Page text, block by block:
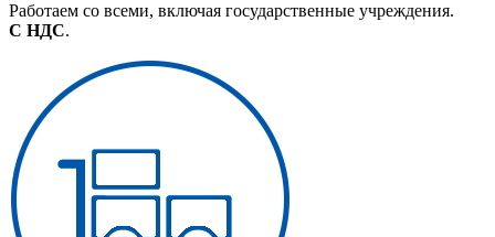
Работаем со всеми, включая государственные учреждения.
С НДС.